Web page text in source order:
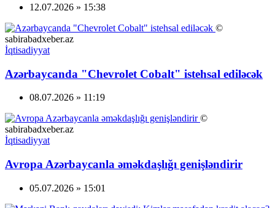
12.07.2026 » 15:38
©
sabirabadxeber.az
İqtisadiyyat
Azərbaycanda "Chevrolet Cobalt" istehsal ediləcək
08.07.2026 » 11:19
©
sabirabadxeber.az
İqtisadiyyat
Avropa Azərbaycanla əməkdaşlığı genişləndirir
05.07.2026 » 15:01